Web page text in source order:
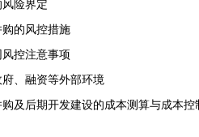
险界定
的风控措施
控注意事项
、融资等外部环境
后期开发建设的成本测算与成本控